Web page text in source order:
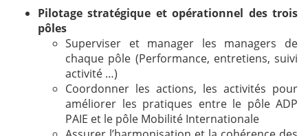
Pilotage stratégique et opérationnel des trois
pôles
Superviser et manager les managers de
chaque pôle (Performance, entretiens, suivi
activité …)
Coordonner les actions, les activités pour
améliorer les pratiques entre le pôle ADP
PAIE et le pôle Mobilité Internationale